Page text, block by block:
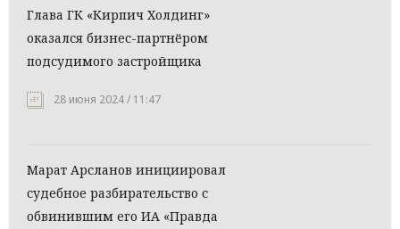
Глава ГК «Кирпич Холдинг»
оказался бизнес-партнёром
подсудимого застройщика
28 июня 2024 / 11:47
Марат Арсланов инициировал
судебное разбирательство с
обвинившим его ИА «Правда